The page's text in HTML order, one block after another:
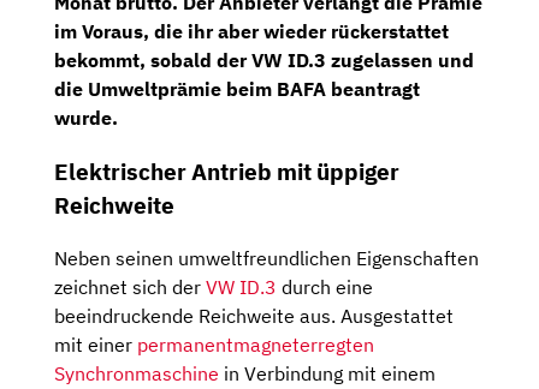
im Voraus, die ihr aber wieder rückerstattet
bekommt, sobald der VW ID.3 zugelassen und
die Umweltprämie beim BAFA beantragt
wurde.
Elektrischer Antrieb mit üppiger
Reichweite
Neben seinen umweltfreundlichen Eigenschaften
zeichnet sich der VW ID.3 durch eine
beeindruckende Reichweite aus. Ausgestattet
mit einer permanentmagneterregten
Synchronmaschine in Verbindung mit einem